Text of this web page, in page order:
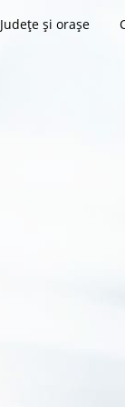
Județe și orașe